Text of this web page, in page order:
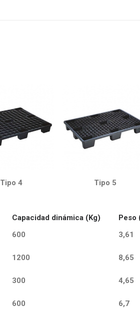
Tipo 4 Tipo 5
Capacidad dinámica (Kg)
Peso
600 3,61
1200 8,65
300 4,65
600 6,7